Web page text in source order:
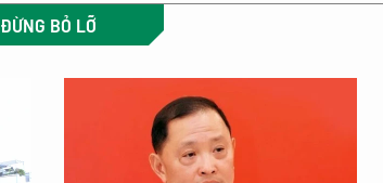
ĐỪNG BỎ LỠ